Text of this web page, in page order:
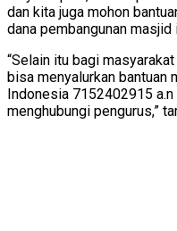
dan kita juga mohon
dana pembangunan masjid
“Selain itu bagi
bisa menyalurkan bantuan
Indonesia 7152402915
menghubungi pengurus,”